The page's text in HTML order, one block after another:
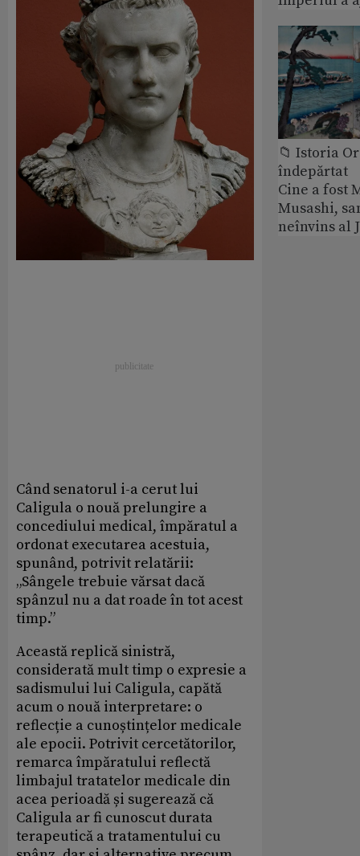
Când senatorul i-a cerut lui
Caligula o nouă prelungire a
concediului medical, împăratul a
ordonat executarea acestuia,
spunând, potrivit relatării:
„Sângele trebuie vărsat dacă
spânzul nu a dat roade în tot acest
timp.”
Această replică sinistră,
considerată mult timp o expresie a
sadismului lui Caligula, capătă
acum o nouă interpretare: o
reflecție a cunoștințelor medicale
ale epocii. Potrivit cercetătorilor,
remarca împăratului reflectă
limbajul tratatelor medicale din
acea perioadă și sugerează că
Caligula ar fi cunoscut durata
terapeutică a tratamentului cu
📁 Istoria
îndepărtat
Cine a fost
Musashi,
neînvins al